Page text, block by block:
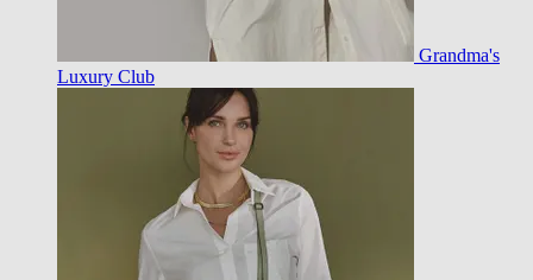
Grandma's
Luxury Club